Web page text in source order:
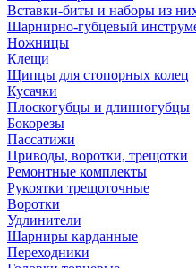
Вставки-биты и наборы из
Шарнирно-губцевый
Ножницы
Клещи
Щипцы для стопорных колец
Кусачки
Плоскогубцы и длинногубцы
Бокорезы
Пассатижи
Приводы, воротки, трещотки
Ремонтные комплекты
Рукоятки трещоточные
Воротки
Удлинители
Шарниры карданные
Переходники